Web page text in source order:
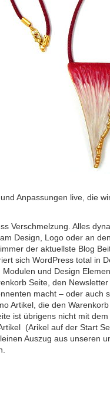
Anpassungen live, die
Verschmelzung. Alles
Design, Logo oder an
der aktuellste Blog
sich WordPress total in
und Design
Seite, den
macht – oder auch
Artikel, die den
ist übrigens nicht mit
(Arikel auf der Start
Auszug aus unseren